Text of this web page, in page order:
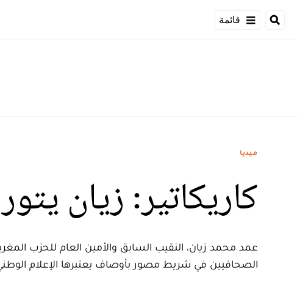
قائمة
ميديا
كاريكاتير: زيان
عمد محمد زيان، النقيب السابق والأمين العام للحزب
الصحافيين في شريط مصور بأوصاف يعتبرها الإعلام الوطني